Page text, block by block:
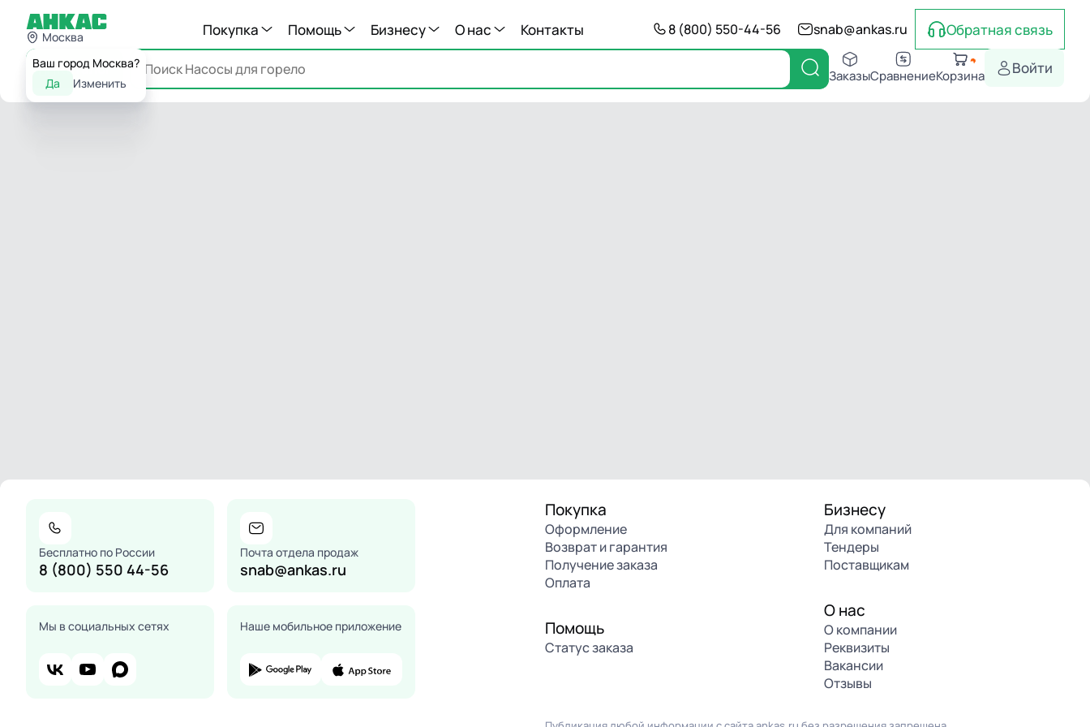
Москва
Ваш город Москва?
Да
Изменить
Покупка Помощь Бизнесу О нас Контакты 8 (800) 550-44-56 snab@ankas.ru Обратная связь
Каталог ЗаказыСравнениеКорзина Войти
Бесплатно по России
8 (800) 550 44-56
Почта отдела продаж
snab@ankas.ru
Мы в социальных сетях Наше мобильное приложение
Покупка
Оформление
Возврат и гарантия
Получение заказа
Оплата
Помощь
Статус заказа
Бизнесу
Для компаний
Тендеры
Поставщикам
О нас
О компании
Реквизиты
Вакансии
Отзывы